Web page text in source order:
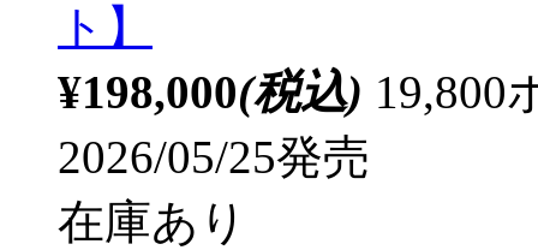
ト】
¥198,000(税込) 19,800
2026/05/25発売
在庫あり